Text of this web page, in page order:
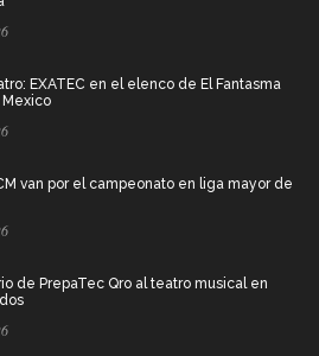
EXATEC en el elenco de El Fantasma
Mexico
van por el campeonato en liga mayor de
de PrepaTec Qro al teatro musical en